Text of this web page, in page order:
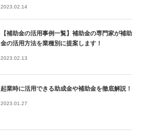
2023.02.14
【補助金の活用事例一覧】補助金の専門家が補助
金の活用方法を業種別に提案します！
2023.02.13
起業時に活用できる助成金や補助金を徹底解説！
2023.01.27